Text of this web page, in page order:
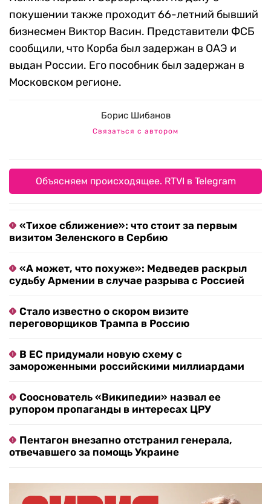
покушении также проходит 66-летний бывший
бизнесмен Виктор Васин. Представители ФСБ
сообщили, что Корба был задержан в ОАЭ и
выдан России. Его пособник был задержан в
Московском регионе.
Борис Шибанов
Связаться с автором
Объясняем происходящее. RTVI в Telegram
«Тихое сближение»: что стоит за первым
визитом Зеленского в Сербию
«А может, что похуже»: Медведев раскрыл
судьбу Армении в случае разрыва с Россией
Стало известно о скором визите
переговорщиков Трампа в Россию
В ЕС придумали новую схему с
замороженными российскими миллиардами
Сооснователь «Википедии» назвал ее
рупором пропаганды в интересах ЦРУ
Пентагон внезапно отстранил генерала,
отвечавшего за помощь Украине